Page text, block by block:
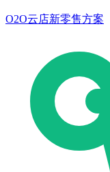
O2O云店新零售方案